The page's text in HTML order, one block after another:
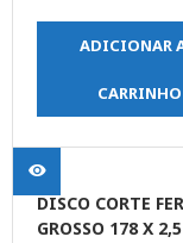
ADICIONAR
CARRINHO
DISCO CORTE
GROSSO 178 X